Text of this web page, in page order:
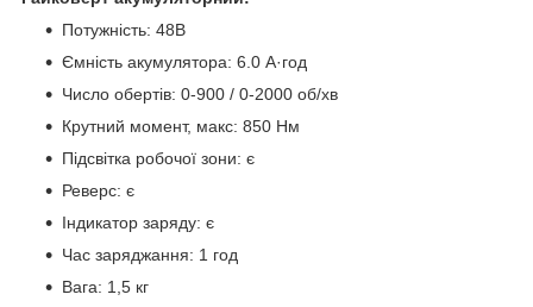
Потужність: 48В
Ємність акумулятора: 6.0 А·год
Число обертів: 0-900 / 0-2000 об/хв
Крутний момент, макс: 850 Нм
Підсвітка робочої зони: є
Реверс: є
Індикатор заряду: є
Час заряджання: 1 год
Вага: 1,5 кг